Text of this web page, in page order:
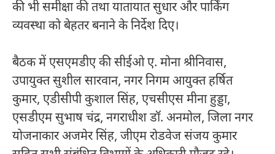
की भी समीक्षा की तथा यातायात सुधार और पार्किंग
व्यवस्था को बेहतर बनाने के निर्देश दिए।
बैठक में एसएमडीए की सीईओ ए. मोना श्रीनिवास,
उपायुक्त सुशील सारवान, नगर निगम आयुक्त हर्षित
कुमार, एडीसीपी कुशाल सिंह, एचसीएस मीना हुड्डा,
एसडीएम सुभाष चंद्र, नगराधीश डॉ. अनमोल, जिला नगर
योजनाकार अजमेर सिंह, जीएम रोडवेज संजय कुमार